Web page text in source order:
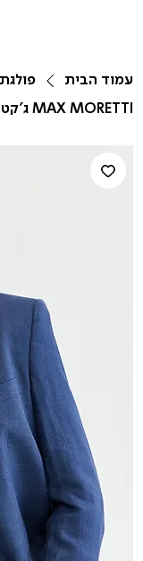
עמוד הבית פולגת
MAX MORETTI ג'קט חליפה פשתן בגזרת רגולר פיט